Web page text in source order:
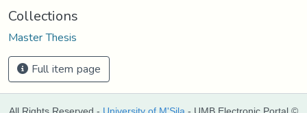
Collections
Master Thesis
Full item page